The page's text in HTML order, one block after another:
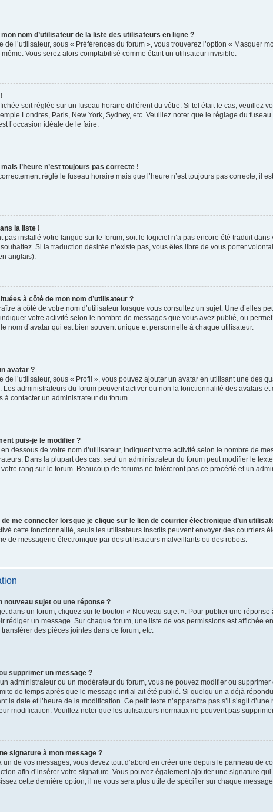
nom d’utilisateur de la liste des utilisateurs en ligne ?
de l’utilisateur, sous « Préférences du forum », vous trouverez l’option « Masquer
Vous serez alors comptabilisé comme étant un utilisateur invisible.
soit réglée sur un fuseau horaire différent du vôtre. Si tel était le cas,
Londres, Paris, New York, Sydney, etc. Veuillez noter que le réglage du
l’occasion idéale de le faire.
l’heure n’est toujours pas correcte !
réglé le fuseau horaire mais que l’heure n’est toujours pas correcte,
la liste !
pas installé votre langue sur le forum, soit le logiciel n’a pas encore été traduit
Si la traduction désirée n’existe pas, vous êtes libre de vous porter
anglais).
à côté de mon nom d’utilisateur ?
à côté de votre nom d’utilisateur lorsque vous consultez un sujet. Une d’elles
votre activité selon le nombre de messages que vous avez publié, ou
nom d’avatar qui est bien souvent unique et personnelle à chaque utilisateur.
avatar ?
de l’utilisateur, sous « Profil », vous pouvez ajouter un avatar en utilisant une des
Les administrateurs du forum peuvent activer ou non la fonctionnalité des avatars
à contacter un administrateur du forum.
puis-je le modifier ?
dessous de votre nom d’utilisateur, indiquent votre activité selon le nombre de
Dans la plupart des cas, seul un administrateur du forum peut modifier le
rang sur le forum. Beaucoup de forums ne toléreront pas ce procédé et un
de me connecter lorsque je clique sur le lien de courrier électronique d’un
cette fonctionnalité, seuls les utilisateurs inscrits peuvent envoyer des courriers
de messagerie électronique par des utilisateurs malveillants ou des robots.
nouveau sujet ou une réponse ?
dans un forum, cliquez sur le bouton « Nouveau sujet ». Pour publier une
rédiger un message. Sur chaque forum, une liste de vos permissions est affichée
des pièces jointes dans ce forum, etc.
supprimer un message ?
administrateur ou un modérateur du forum, vous ne pouvez modifier ou
de temps après que le message initial ait été publié. Si quelqu’un a déjà
la date et l’heure de la modification. Ce petit texte n’apparaîtra pas s’il s’agit
modification. Veuillez noter que les utilisateurs normaux ne peuvent pas
signature à mon message ?
de vos messages, vous devez tout d’abord en créer une depuis le panneau de
afin d’insérer votre signature. Vous pouvez également ajouter une signature
cette dernière option, il ne vous sera plus utile de spécifier sur chaque